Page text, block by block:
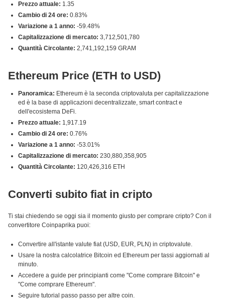
Prezzo attuale: 1.35
Cambio di 24 ore: 0.83%
Variazione a 1 anno: -59.48%
Capitalizzazione di mercato: 3,712,501,780
Quantità Circolante: 2,741,192,159 GRAM
Ethereum Price (ETH to USD)
Panoramica: Ethereum è la seconda criptovaluta per capitalizzazione
ed è la base di applicazioni decentralizzate, smart contract e
dell'ecosistema DeFi.
Prezzo attuale: 1,917.19
Cambio di 24 ore: 0.76%
Variazione a 1 anno: -53.01%
Capitalizzazione di mercato: 230,880,358,905
Quantità Circolante: 120,426,316 ETH
Converti subito fiat in cripto
Ti stai chiedendo se oggi sia il momento giusto per comprare cripto? Con il
convertitore Coinpaprika puoi:
Convertire all'istante valute fiat (USD, EUR, PLN) in criptovalute.
Usare la nostra calcolatrice Bitcoin ed Ethereum per tassi aggiornati al
minuto.
Accedere a guide per principianti come "Come comprare Bitcoin" e
"Come comprare Ethereum".
Seguire tutorial passo passo per altre coin.